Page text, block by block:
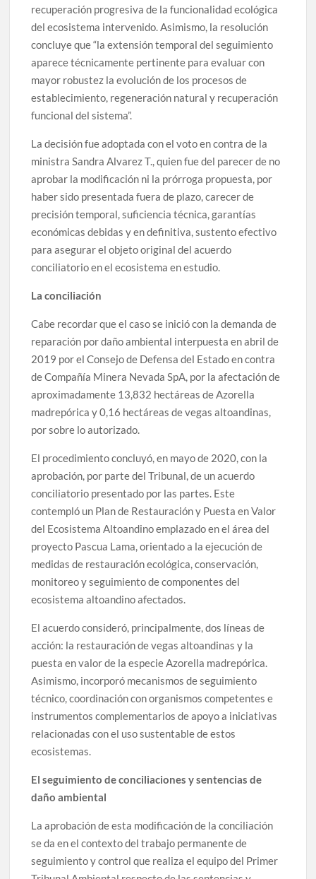
recuperación progresiva de la funcionalidad ecológica
del ecosistema intervenido. Asimismo, la resolución
concluye que “la extensión temporal del seguimiento
aparece técnicamente pertinente para evaluar con
mayor robustez la evolución de los procesos de
establecimiento, regeneración natural y recuperación
funcional del sistema”.
La decisión fue adoptada con el voto en contra de la
ministra Sandra Alvarez T., quien fue del parecer de no
aprobar la modificación ni la prórroga propuesta, por
haber sido presentada fuera de plazo, carecer de
precisión temporal, suficiencia técnica, garantías
económicas debidas y en definitiva, sustento efectivo
para asegurar el objeto original del acuerdo
conciliatorio en el ecosistema en estudio.
La conciliación
Cabe recordar que el caso se inició con la demanda de
reparación por daño ambiental interpuesta en abril de
2019 por el Consejo de Defensa del Estado en contra
de Compañía Minera Nevada SpA, por la afectación de
aproximadamente 13,832 hectáreas de Azorella
madrepórica y 0,16 hectáreas de vegas altoandinas,
por sobre lo autorizado.
El procedimiento concluyó, en mayo de 2020, con la
aprobación, por parte del Tribunal, de un acuerdo
conciliatorio presentado por las partes. Este
contempló un Plan de Restauración y Puesta en Valor
del Ecosistema Altoandino emplazado en el área del
proyecto Pascua Lama, orientado a la ejecución de
medidas de restauración ecológica, conservación,
monitoreo y seguimiento de componentes del
ecosistema altoandino afectados.
El acuerdo consideró, principalmente, dos líneas de
acción: la restauración de vegas altoandinas y la
puesta en valor de la especie Azorella madrepórica.
Asimismo, incorporó mecanismos de seguimiento
técnico, coordinación con organismos competentes e
instrumentos complementarios de apoyo a iniciativas
relacionadas con el uso sustentable de estos
ecosistemas.
El seguimiento de conciliaciones y sentencias de
daño ambiental
La aprobación de esta modificación de la conciliación
se da en el contexto del trabajo permanente de
seguimiento y control que realiza el equipo del Primer